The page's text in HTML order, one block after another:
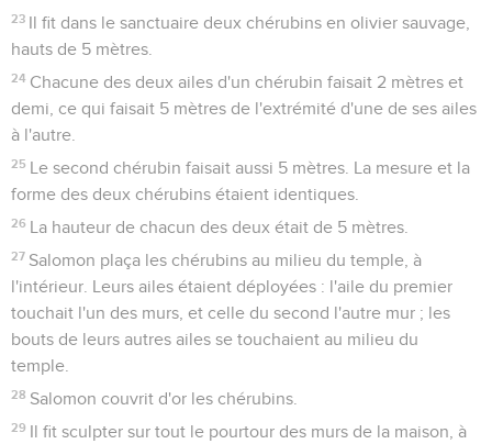
23 Il fit dans le sanctuaire deux chérubins en olivier sauvage,
hauts de 5 mètres.
24 Chacune des deux ailes d'un chérubin faisait 2 mètres et
demi, ce qui faisait 5 mètres de l'extrémité d'une de ses ailes
à l'autre.
25 Le second chérubin faisait aussi 5 mètres. La mesure et la
forme des deux chérubins étaient identiques.
26 La hauteur de chacun des deux était de 5 mètres.
27 Salomon plaça les chérubins au milieu du temple, à
l'intérieur. Leurs ailes étaient déployées : l'aile du premier
touchait l'un des murs, et celle du second l'autre mur ; les
bouts de leurs autres ailes se touchaient au milieu du
temple.
28 Salomon couvrit d'or les chérubins.
29 Il fit sculpter sur tout le pourtour des murs de la maison, à